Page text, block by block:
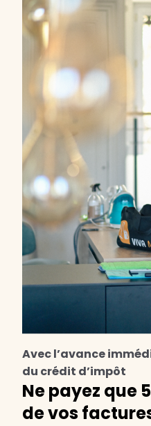
Avec l’avance
du crédit d’impôt
Ne payez que
de vos